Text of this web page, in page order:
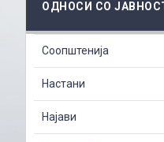
ОДНОСИ СО
Соопштенија
Настани
Најави